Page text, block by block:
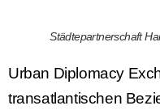
Städtepartnerschaft
Urban Diplomacy
transatlantischen